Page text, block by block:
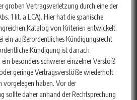
groben Vertragsverletzung durch eine der
1 lit. a LCA). Hier hat die spanische
Katalog von Kriterien entwickelt,
ein außerordentliches Kündigungsrecht
Kündigung ist danach
besonders schwerer einzelner Verstoß
geringe Vertragsverstöße wiederholt
vorgelegen haben. Vor der
sollte daher anhand der Rechtsprechung